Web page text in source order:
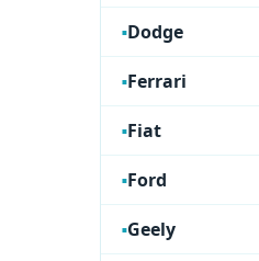
Dodge
Ferrari
Fiat
Ford
Geely